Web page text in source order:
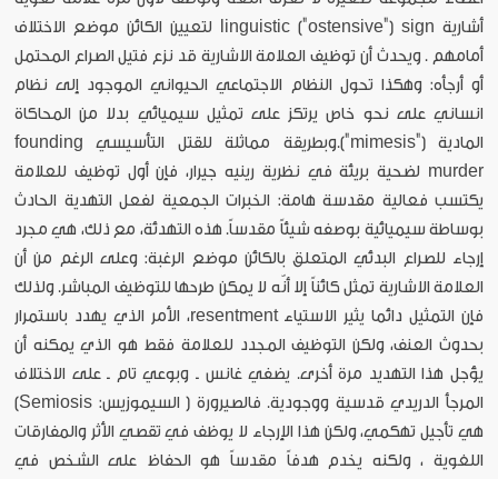
أشارية linguistic ("ostensive") sign لتعيين الكائن موضع الاختلاف
أمامهم . ويحدث أن توظيف العلامة الاشارية قد نزع فتيل الصراع المحتمل
أو أرجأه: وهكذا تحول النظام الاجتماعي الحيواني الموجود إلى نظام
انساني على نحو خاص يرتكز على تمثيل سيميائي بدلا من المحاكاة
المادية ("mimesis").وبطريقة مماثلة للقتل التأسيسي founding
murder لضحية بريئة في نظرية رينيه جيرار، فإن أول توظيف للعلامة
يكتسب فعالية مقدسة هامة: الخبرات الجمعية لفعل التهدية الحادث
بوساطة سيميائية بوصفه شيئاً مقدساً. هذه التهدئة، مع ذلك، هي مجرد
إرجاء للصراع البدئي المتعلق بالكائن موضع الرغبة: وعلى الرغم من أن
العلامة الاشارية تمثل كائناً إلا أنّه لا يمكن طرحها للتوظيف المباشر. ولذلك
فإن التمثيل دائما يثير الاستياء resentment، الأمر الذي يهدد باستمرار
بحدوث العنف، ولكن التوظيف المجدد للعلامة فقط هو الذي يمكنه أن
يؤجل هذا التهديد مرة أخرى. يضفي غانس ـ وبوعي تام ـ على الاختلاف
المرجأ الدريدي قدسية ووجودية. فالصيرورة ( السيموزيس: Semiosis)
هي تأجيل تهكمي، ولكن هذا الإرجاء لا يوظف في تقصي الأثر والمفارقات
اللغوية ، ولكنه يخدم هدفاً مقدساً هو الحفاظ على الشخص في